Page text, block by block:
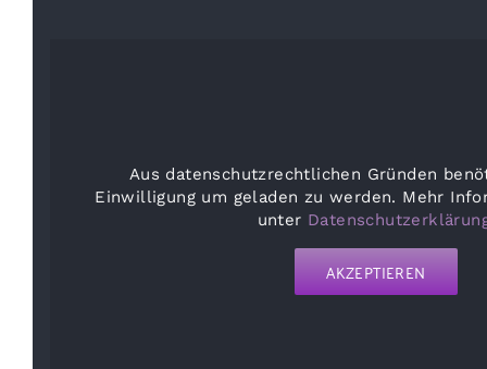
Aus datenschutzrechtlichen Gründen
Einwilligung um geladen zu werden. Mehr
unter
AKZEPTIEREN